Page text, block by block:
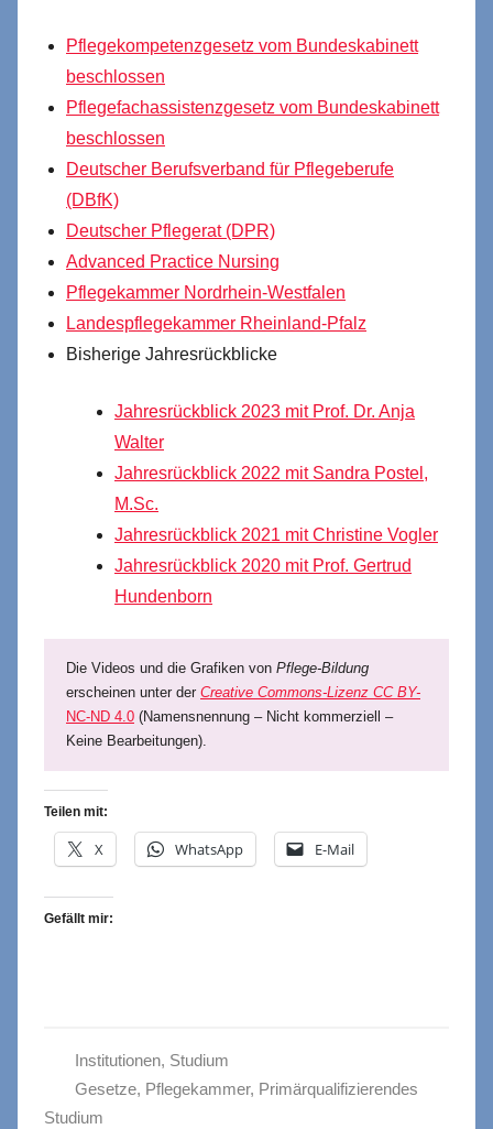
Pflegekompetenzgesetz vom Bundeskabinett
beschlossen
Pflegefachassistenzgesetz vom Bundeskabinett
beschlossen
Deutscher Berufsverband für Pflegeberufe
(DBfK)
Deutscher Pflegerat (DPR)
Advanced Practice Nursing
Pflegekammer Nordrhein-Westfalen
Landespflegekammer Rheinland-Pfalz
Bisherige Jahresrückblicke
Jahresrückblick 2023 mit Prof. Dr. Anja
Walter
Jahresrückblick 2022 mit Sandra Postel,
M.Sc.
Jahresrückblick 2021 mit Christine Vogler
Jahresrückblick 2020 mit Prof. Gertrud
Hundenborn
Die Videos und die Grafiken von Pflege-Bildung
erscheinen unter der Creative Commons-Lizenz CC BY-
NC-ND 4.0 (Namensnennung – Nicht kommerziell –
Keine Bearbeitungen).
Teilen mit:
X WhatsApp E-Mail
Gefällt mir:
Institutionen, Studium
Gesetze, Pflegekammer, Primärqualifizierendes
Studium